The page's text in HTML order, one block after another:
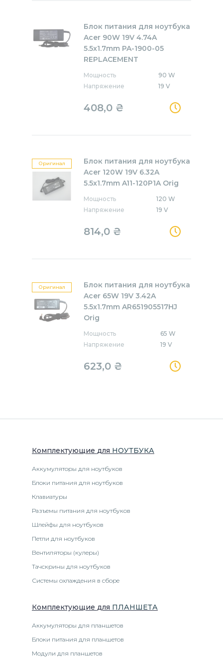
Блок питания для ноутбука
Acer 90W 19V 4.74A
5.5x1.7mm PA-1900-05
REPLACEMENT
Мощность
90 W
Напряжение
19 V
408,0 ₴
Оригинал
Блок питания для ноутбука
Acer 120W 19V 6.32A
5.5x1.7mm A11-120P1A Orig
Мощность
120 W
Напряжение
19 V
814,0 ₴
Оригинал
Блок питания для ноутбука
Acer 65W 19V 3.42A
5.5x1.7mm AR651905517HJ
Orig
Мощность
65 W
Напряжение
19 V
623,0 ₴
Комплектующие для НОУТБУКА
Аккумуляторы для ноутбуков
Блоки питания для ноутбуков
Клавиатуры
Разъемы питания для ноутбуков
Шлейфы для ноутбуков
Петли для ноутбуков
Вентиляторы (кулеры)
Тачскрины для ноутбуков
Системы охлаждения в сборе
Комплектующие для ПЛАНШЕТА
Аккумуляторы для планшетов
Блоки питания для планшетов
Модули для планшетов